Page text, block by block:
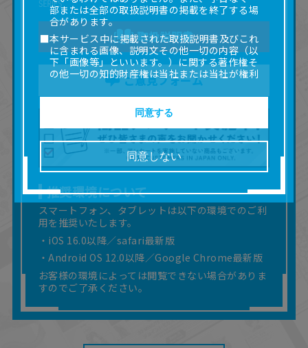
取扱説明書
ご意見フォーム
推奨環境について
スマートフォン、タブレットは以下の環境でのご利
用を推奨いたします。
・iOS 16.0以降／safari最新版
・Android OS 12.0以降／Google Chrome最新版
お客様の環境によっては閲覧できない場合がありま
すのでご了承ください。
部または全部の取扱説明書の掲載を終了する場
合があります。
■本サービス中に掲載された取扱説明書及びこれ
に含まれる画像、説明文その他一切の内容（以
下「画像等」といいます。）に関する著作権そ
の他一切の知的財産権は当社または当社が権利
の許諾を受ける第三者に帰属します。
使用（本サービス内の意見投稿の目的での画像
等の利用を含みます。）を超えて使用（複製、
複写、改変、掲示、頒布、配信、販売、出版等
を含むがこれに限りません。）することは禁止
いたします。
■掲載している取扱説明書は、お客様が購入され
た商品に同梱されたものと異なる場合がありま
す。
■対象商品仕様の変更などにより、取扱説明書の
内容は予告なく変更される場合があります。
■当社は、取扱説明書の正確性確保に努めており
ますが、取扱説明書の完全性を保証するもので
はありません。
■お客様のご利用環境によっては、本サービスを
■本サービスを利用したこと、または利用できな
同意しない
同意する